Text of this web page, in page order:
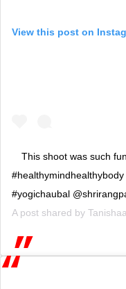
View this post on
This shoot was such
#yogichaubal
A post shared by